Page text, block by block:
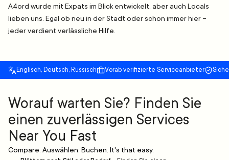
A4ord wurde mit Expats im Blick entwickelt, aber auch Locals
lieben uns. Egal ob neu in der Stadt oder schon immer hier –
jeder verdient verlässliche Hilfe.
Englisch, Deutsch, Russisch Vorab verifizierte Serviceanbieter
Worauf warten Sie? Finden Sie
einen zuverlässigen Services
Near You Fast
Compare. Auswählen. Buchen. It's that easy.